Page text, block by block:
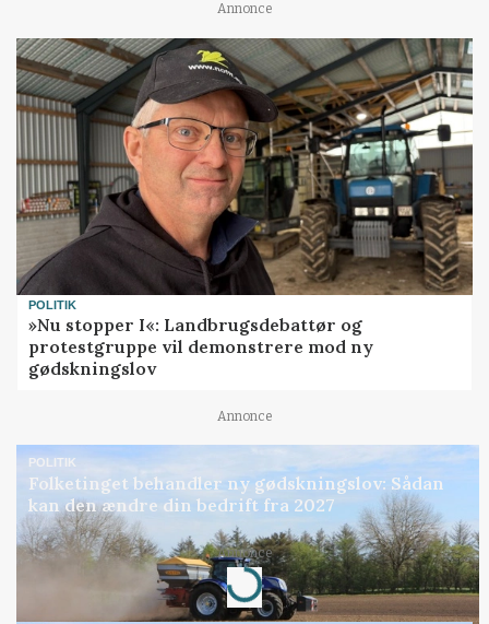
Annonce
POLITIK
»Nu stopper I«: Landbrugsdebattør og
protestgruppe vil demonstrere mod ny
gødskningslov
Annonce
POLITIK
Folketinget behandler ny gødskningslov: Sådan
kan den ændre din bedrift fra 2027
Annonce
Loading...